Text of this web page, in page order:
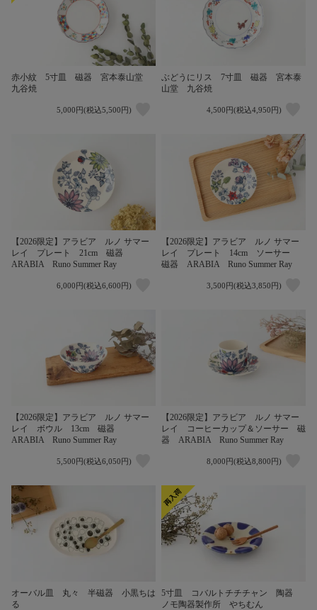
赤小紋 5寸皿 磁器 宮本泰山堂
九谷焼
5,000円(税込5,500円)
ぶどうにリス 7寸皿 磁器 宮本泰
山堂 九谷焼
4,500円(税込4,950円)
【2026限定】アラビア ルノ サマー
レイ プレート 21cm 磁器
ARABIA Runo Summer Ray
6,000円(税込6,600円)
【2026限定】アラビア ルノ サマー
レイ プレート 14cm ソーサー
磁器 ARABIA Runo Summer Ray
3,500円(税込3,850円)
【2026限定】アラビア ルノ サマー
レイ ボウル 13cm 磁器
ARABIA Runo Summer Ray
5,500円(税込6,050円)
【2026限定】アラビア ルノ サマー
レイ コーヒーカップ＆ソーサー 磁
器 ARABIA Runo Summer Ray
8,000円(税込8,800円)
オーバル皿 丸々 半磁器 小黒ちは
る
5寸皿 コバルトチチチャン 陶器
ノモ陶器製作所 やちむん